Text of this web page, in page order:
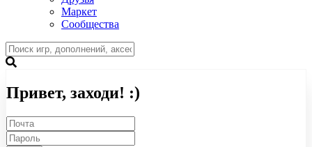
Маркет
Сообщества
Привет, заходи! :)